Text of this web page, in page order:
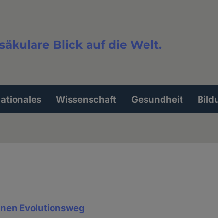
Blick auf die Welt.
Wissenschaft Gesundheit
Evolutionsweg